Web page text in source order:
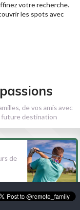
votre recherche.
les spots avec
de vos amis avec
future destination
de